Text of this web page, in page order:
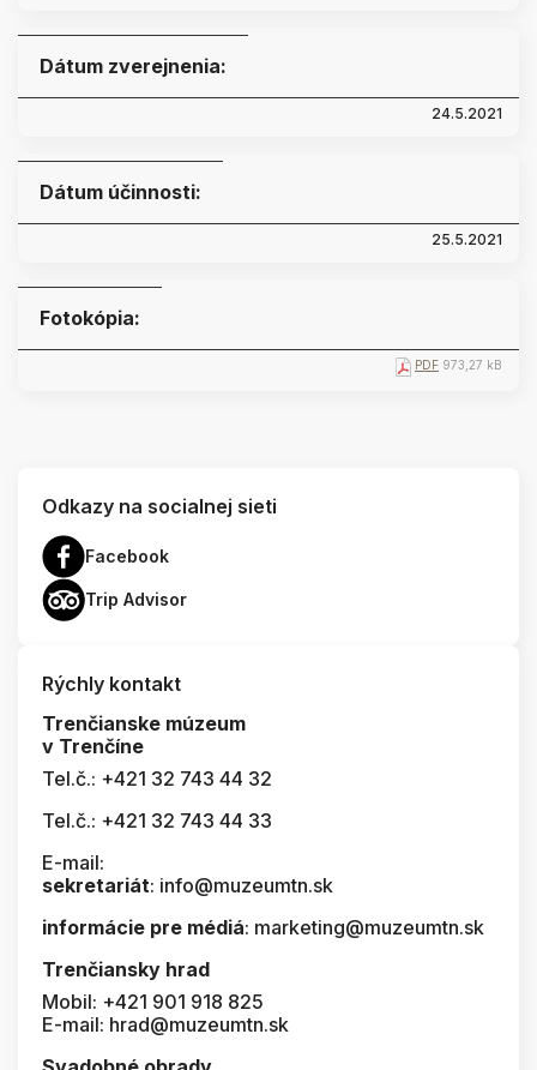
Dátum zverejnenia:
24.5.2021
Dátum účinnosti:
25.5.2021
Fotokópia:
PDF 973,27 kB
Odkazy na socialnej sieti
Facebook
Trip Advisor
Rýchly kontakt
Trenčianske múzeum
v Trenčíne
Tel.č.: +421 32 743 44 32
Tel.č.: +421 32 743 44 33
E-mail:
sekretariát: info@muzeumtn.sk
informácie pre médiá: marketing@muzeumtn.sk
Trenčiansky hrad
Mobil: +421 901 918 825
E-mail: hrad@muzeumtn.sk